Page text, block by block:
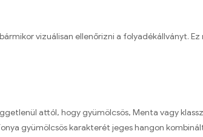
vizuálisan ellenőrizni a folyadékállványt.
attól, hogy gyümölcsös, Menta vagy
gyümölcsös karakterét jeges hangon